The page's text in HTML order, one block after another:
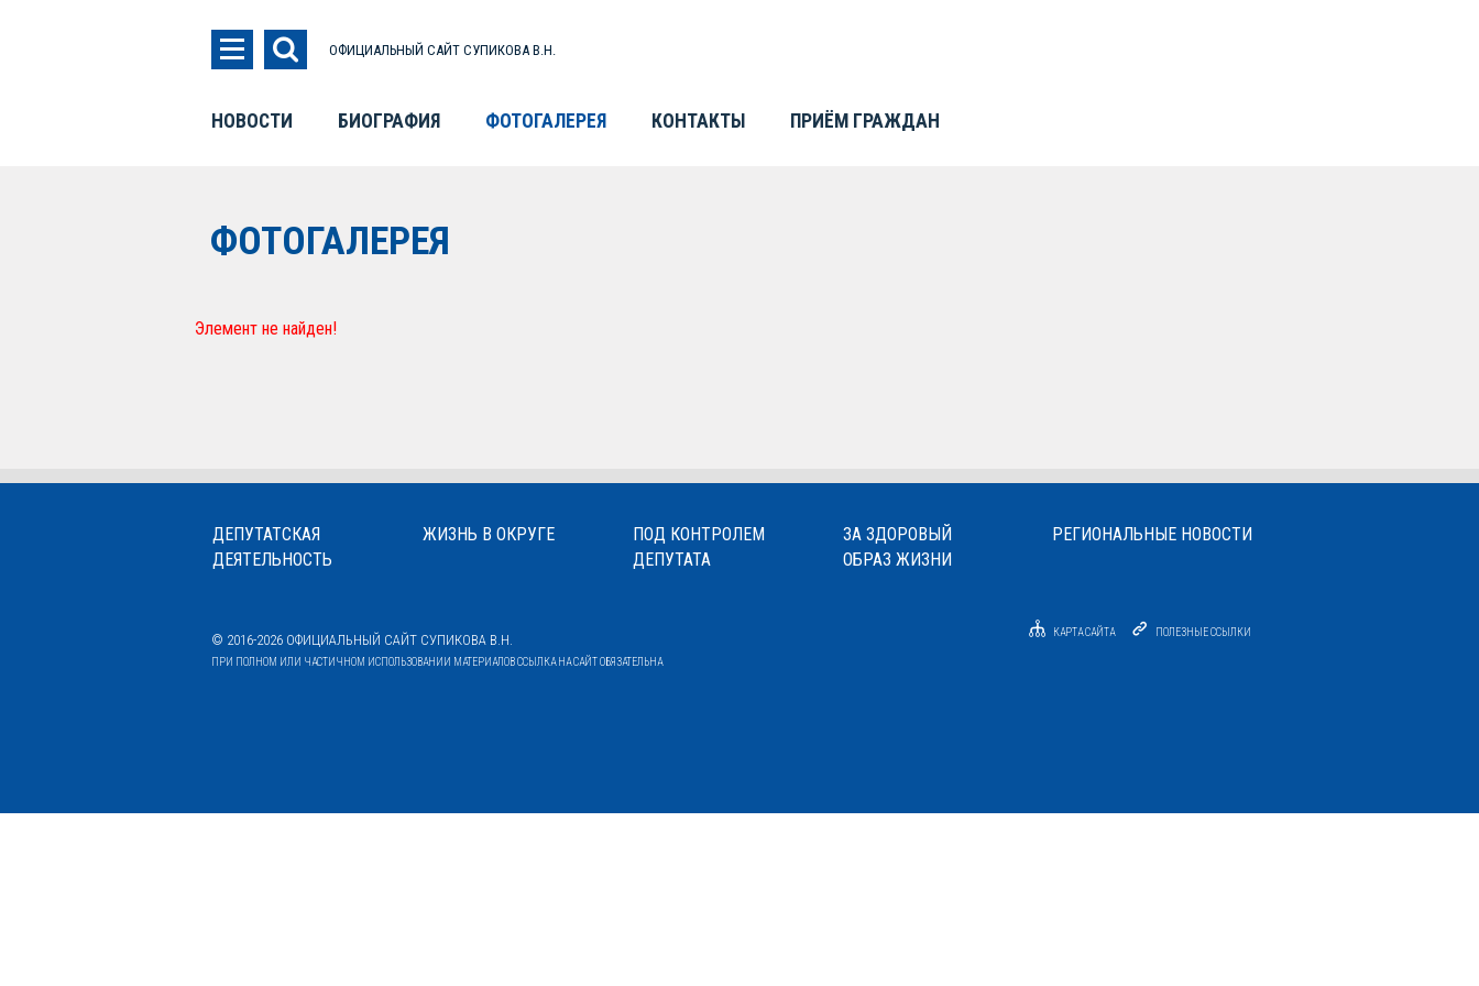
ОФИЦИАЛЬНЫЙ САЙТ СУПИКОВА В.Н.
НОВОСТИ БИОГРАФИЯ ФОТОГАЛЕРЕЯ КОНТАКТЫ ПРИЁМ ГРАЖДАН
ФОТОГАЛЕРЕЯ
Элемент не найден!
ДЕПУТАТСКАЯ
ДЕЯТЕЛЬНОСТЬ
ЖИЗНЬ В ОКРУГЕ
ПОД КОНТРОЛЕМ
ДЕПУТАТА
ЗА ЗДОРОВЫЙ
ОБРАЗ ЖИЗНИ
РЕГИОНАЛЬНЫЕ НОВОСТИ
© 2016-2026 ОФИЦИАЛЬНЫЙ САЙТ СУПИКОВА В.Н.
ПРИ ПОЛНОМ ИЛИ ЧАСТИЧНОМ ИСПОЛЬЗОВАНИИ МАТЕРИАЛОВ ССЫЛКА НА САЙТ ОБЯЗАТЕЛЬНА
КАРТА САЙТА ПОЛЕЗНЫЕ ССЫЛКИ